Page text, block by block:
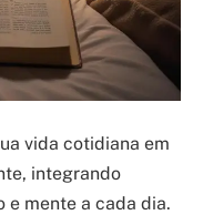
vida cotidiana em
integrando
e mente a cada dia.